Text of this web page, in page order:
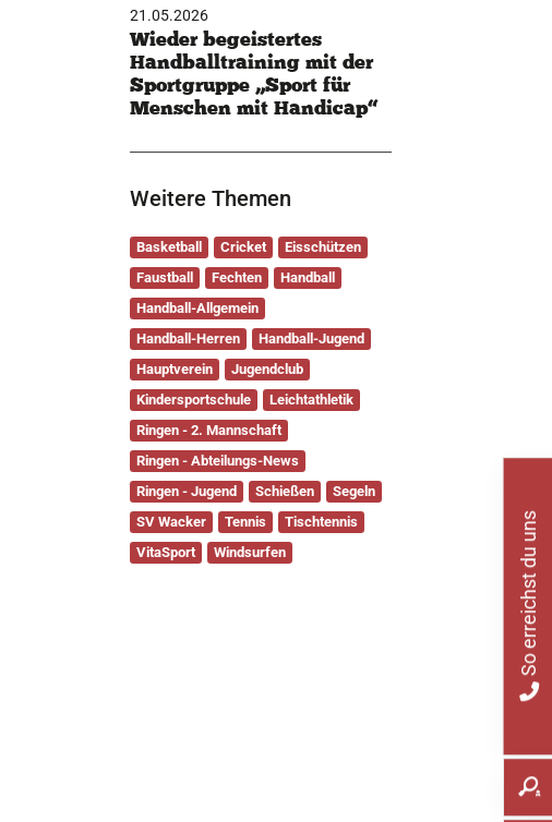
21.05.2026
Wieder begeistertes
Handballtraining mit der
Sportgruppe „Sport für
Menschen mit Handicap“
Weitere Themen
Basketball Cricket
Eisschützen
Faustball
Fechten
Handball
Handball-Allgemein
Handball-Herren
Handball-Jugend
Hauptverein
Jugendclub
Kindersportschule
Leichtathletik
Ringen - 2. Mannschaft
Ringen - Abteilungs-News
Ringen - Jugend
Schießen
Segeln
SV Wacker
Tennis
Tischtennis
VitaSport
Windsurfen So erreichst du uns